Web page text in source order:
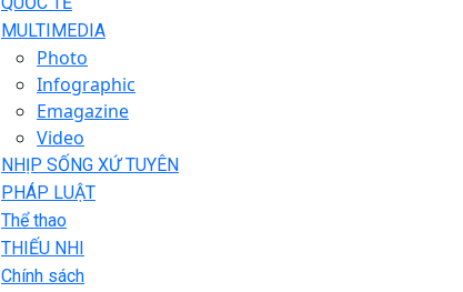
MULTIMEDIA
Photo
Infographic
Emagazine
Video
NHỊP SỐNG XỨ TUYÊN
PHÁP LUẬT
Thể thao
THIẾU NHI
Chính sách